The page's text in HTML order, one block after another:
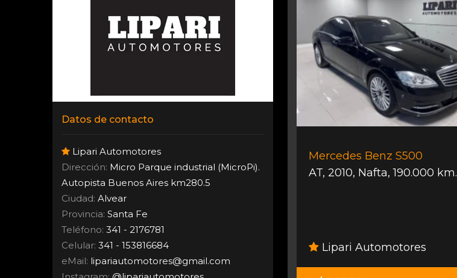
Datos de contacto
Lipari Automotores
Dirección: Micro Parque industrial (MicroPi).
Autopista Buenos Aires km280.5
Ciudad: Alvear
Provincia: Santa Fe
Teléfono: 341 - 2176781
Celular: 341 - 153816684
eMail: lipariautomotores@gmail.com
Mercedes Benz S500
AT, 2010, Nafta,190.000 km.
Lipari Automotores